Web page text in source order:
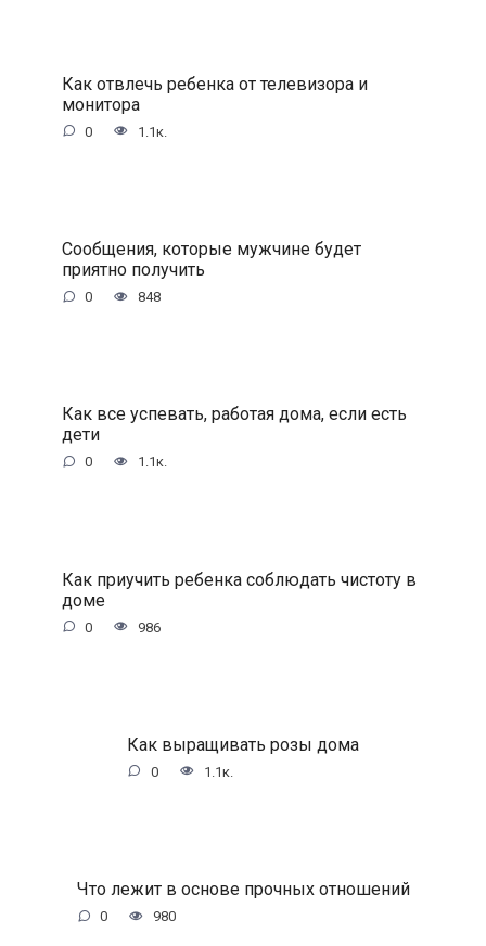
Как отвлечь ребенка от телевизора и
монитора
0 1.1к.
Сообщения, которые мужчине будет
приятно получить
0 848
Как все успевать, работая дома, если есть
дети
0 1.1к.
Как приучить ребенка соблюдать чистоту в
доме
0 986
Как выращивать розы дома
0 1.1к.
Что лежит в основе прочных отношений
0 980